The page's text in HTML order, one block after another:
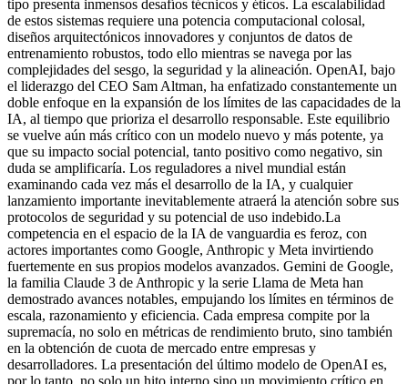
tipo presenta inmensos desafíos técnicos y éticos. La escalabilidad
de estos sistemas requiere una potencia computacional colosal,
diseños arquitectónicos innovadores y conjuntos de datos de
entrenamiento robustos, todo ello mientras se navega por las
complejidades del sesgo, la seguridad y la alineación. OpenAI, bajo
el liderazgo del CEO Sam Altman, ha enfatizado constantemente un
doble enfoque en la expansión de los límites de las capacidades de la
IA, al tiempo que prioriza el desarrollo responsable. Este equilibrio
se vuelve aún más crítico con un modelo nuevo y más potente, ya
que su impacto social potencial, tanto positivo como negativo, sin
duda se amplificaría. Los reguladores a nivel mundial están
examinando cada vez más el desarrollo de la IA, y cualquier
lanzamiento importante inevitablemente atraerá la atención sobre sus
protocolos de seguridad y su potencial de uso indebido.La
competencia en el espacio de la IA de vanguardia es feroz, con
actores importantes como Google, Anthropic y Meta invirtiendo
fuertemente en sus propios modelos avanzados. Gemini de Google,
la familia Claude 3 de Anthropic y la serie Llama de Meta han
demostrado avances notables, empujando los límites en términos de
escala, razonamiento y eficiencia. Cada empresa compite por la
supremacía, no solo en métricas de rendimiento bruto, sino también
en la obtención de cuota de mercado entre empresas y
desarrolladores. La presentación del último modelo de OpenAI es,
por lo tanto, no solo un hito interno sino un movimiento crítico en